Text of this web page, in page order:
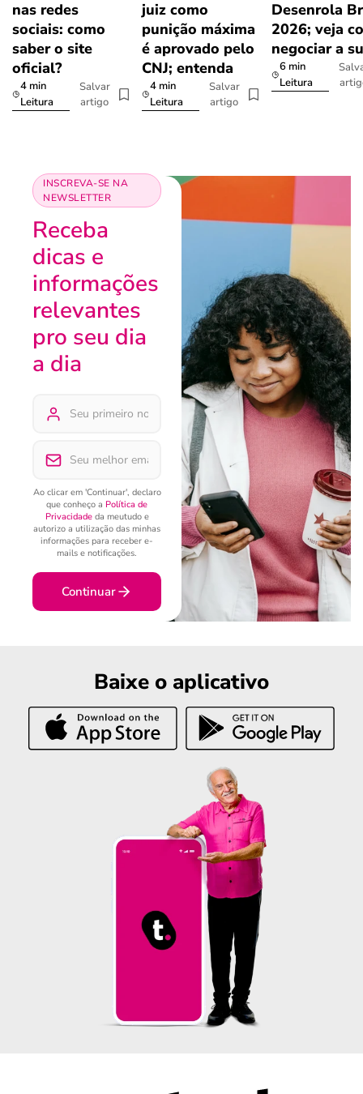
nas redes
sociais: como
saber o site
oficial?
4 min
Leitura
Salvar
artigo
juiz como
punição máxima
é aprovado pelo
CNJ; entenda
4 min
Leitura
Salvar
artigo
Desenrola
2026; veja
negociar a
6 min
Leitura
INSCREVA-SE NA
NEWSLETTER
Receba
dicas e
informações
relevantes
pro seu dia
a dia
Ao clicar em 'Continuar', declaro
que conheço a Política de
Privacidadeda meutudo e
autorizo a utilização das minhas
informações para receber e-
mails e notificações.
Continuar
Baixe o aplicativo